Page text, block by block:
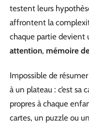
testent leurs
affrontent la
chaque partie devient
attention, mémoire
Impossible de
à un plateau : c’est sa
propres à chaque
cartes, un puzzle ou